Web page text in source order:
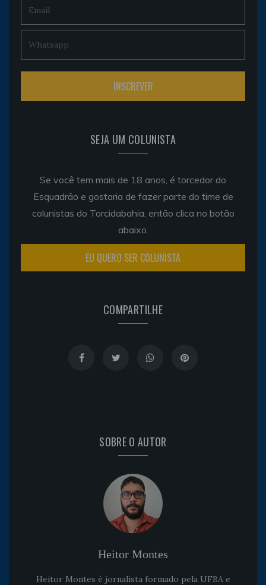
SEJA UM COLUNISTA
Se você tem mais de 18 anos, é torcedor do
Esquadrão e gostaria de fazer parte do time de
colunistas do Torcidabahia, então clica no botão
abaixo.
EU QUERO SER COLUNISTA
COMPARTILHE
SOBRE O AUTOR
Heitor Montes
Heitor Montes é jornalista formado pela UFBA e